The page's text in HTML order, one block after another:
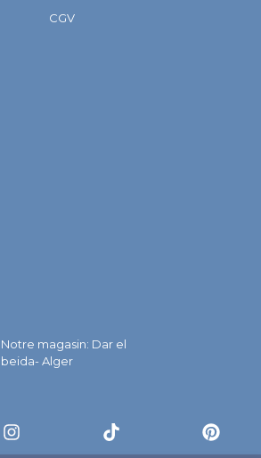
CGV
Notre magasin: Dar el
beida- Alger